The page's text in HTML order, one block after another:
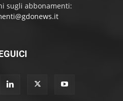
sugli abbonamenti: